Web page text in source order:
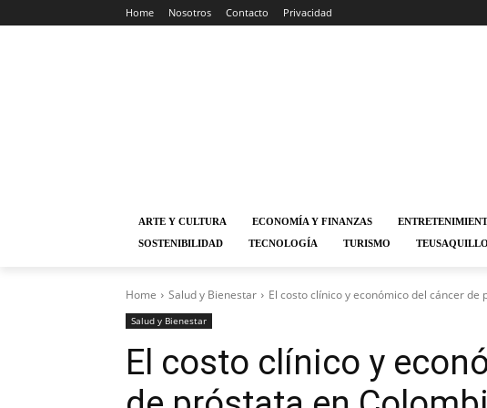
Home Nosotros Contacto Privacidad
ARTE Y CULTURA ECONOMÍA Y FINANZAS
SOSTENIBILIDAD
TECNOLOGÍA TURISMO TEUSAQUILLO
Home Salud y Bienestar El costo clínico y económico del cáncer de
Salud y Bienestar
El costo clínico y